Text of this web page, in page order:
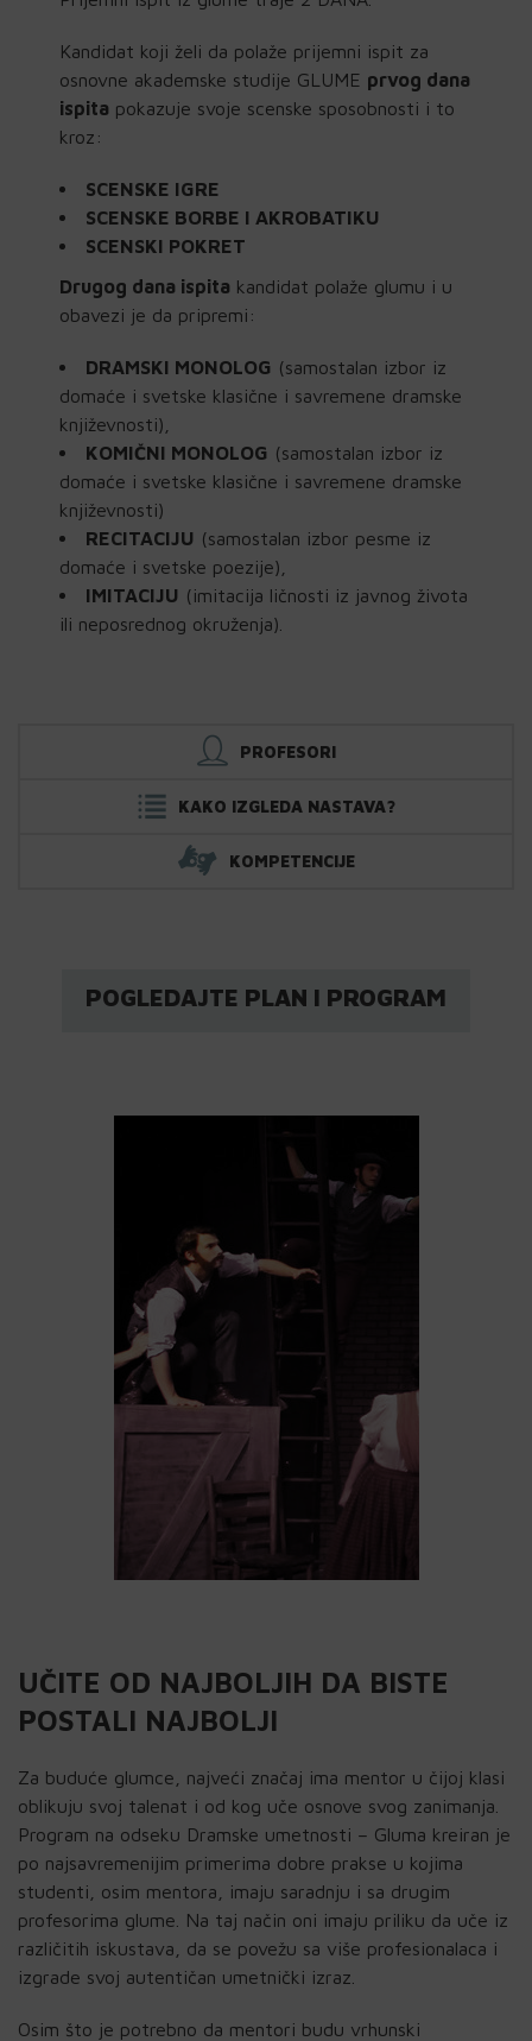
Kandidat koji želi da polaže prijemni ispit za
osnovne akademske studije GLUME prvog dana
ispita pokazuje svoje scenske sposobnosti i to
kroz:
SCENSKE IGRE
SCENSKE BORBE I AKROBATIKU
SCENSKI POKRET
Drugog dana ispita kandidat polaže glumu i u
obavezi je da pripremi:
DRAMSKI MONOLOG (samostalan izbor iz
domaće i svetske klasične i savremene dramske
književnosti),
KOMIČNI MONOLOG (samostalan izbor iz
domaće i svetske klasične i savremene dramske
književnosti)
RECITACIJU (samostalan izbor pesme iz
domaće i svetske poezije),
IMITACIJU (imitacija ličnosti iz javnog života
ili neposrednog okruženja).
PROFESORI
KAKO IZGLEDA NASTAVA?
KOMPETENCIJE
POGLEDAJTE PLAN I PROGRAM
UČITE OD NAJBOLJIH DA BISTE
POSTALI NAJBOLJI
Za buduće glumce, najveći značaj ima mentor u čijoj klasi
oblikuju svoj talenat i od kog uče osnove svog zanimanja.
Program na odseku Dramske umetnosti – Gluma kreiran je
po najsavremenijim primerima dobre prakse u kojima
studenti, osim mentora, imaju saradnju i sa drugim
profesorima glume. Na taj način oni imaju priliku da uče iz
različitih iskustava, da se povežu sa više profesionalaca i
izgrade svoj autentičan umetnički izraz.
Osim što je potrebno da mentori budu vrhunski